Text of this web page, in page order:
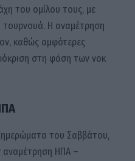
του ομίλου τους, με
τουρνουά. Η αναμέτρηση
καθώς αμφότερες
στη φάση των νοκ
του Σαββάτου,
αναμέτρηση ΗΠΑ –